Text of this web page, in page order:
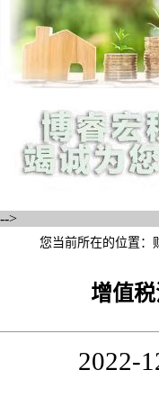
-->
您当前所在的位置：
增值
2022-